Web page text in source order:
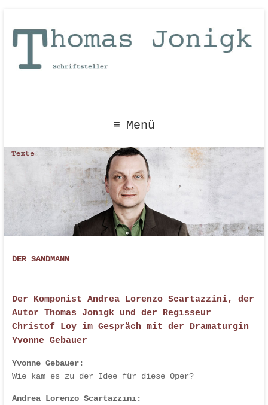
Menü
DER SANDMANN
Der Komponist Andrea Lorenzo Scartazzini, der
Autor Thomas Jonigk und der Regisseur
Christof Loy im Gespräch mit der Dramaturgin
Yvonne Gebauer
Yvonne Gebauer:
Wie kam es zu der Idee für diese Oper?
Andrea Lorenzo Scartazzini: